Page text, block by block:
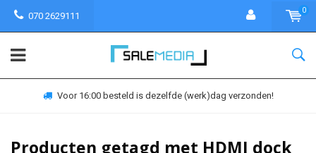
070 2629111
0
Voor 16:00 besteld is dezelfde (werk)dag verzonden!
Producten getagd met HDMI dock